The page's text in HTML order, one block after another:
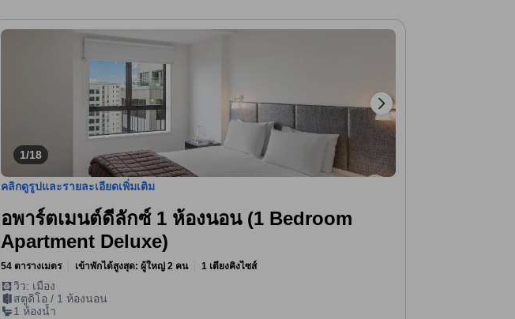
1/18
คลิกดูรูปและรายละเอียดเพิ่มเติม
อพาร์ตเมนต์ดีลักซ์ 1 ห้องนอน (1 Bedroom
Apartment Deluxe)
54 ตารางเมตร เข้าพักได้สูงสุด: ผู้ใหญ่ 2 คน 1 เตียงคิงไซส์
วิว: เมือง
สตูดิโอ / 1 ห้องนอน
1 ห้องน้ำ